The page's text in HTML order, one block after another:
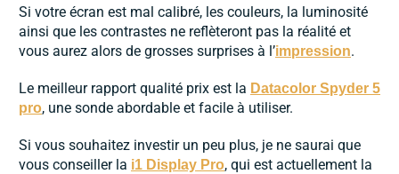
Si votre écran est mal calibré, les couleurs, la luminosité
ainsi que les contrastes ne reflèteront pas la réalité et
vous aurez alors de grosses surprises à l’impression.
Le meilleur rapport qualité prix est la Datacolor Spyder 5
pro, une sonde abordable et facile à utiliser.
Si vous souhaitez investir un peu plus, je ne saurai que
vous conseiller la i1 Display Pro, qui est actuellement la